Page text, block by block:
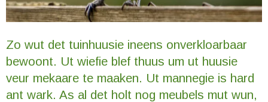
Zo wut det tuinhuusie ineens onverkloarbaar
bewoont. Ut wiefie blef thuus um ut huusie
veur mekaare te maaken. Ut mannegie is hard
ant wark. As al det holt nog meubels mut wun,